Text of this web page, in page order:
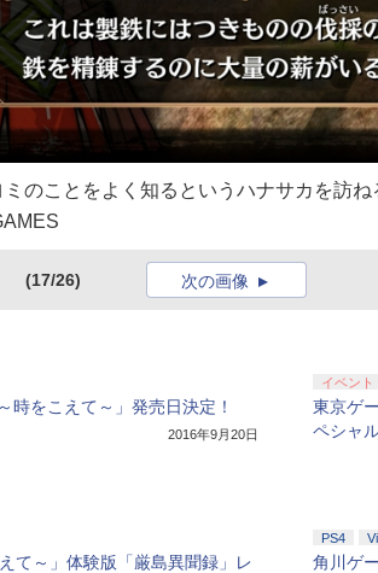
のことをよく知るというハナサカを訪ね
(17/26) 次の画像
時をこえて～」発売日決定！
2016年9月20日
イベント
東京ゲ
ペシャ
て～」体験版「厳島異聞録」レ
PS4
角川ゲ